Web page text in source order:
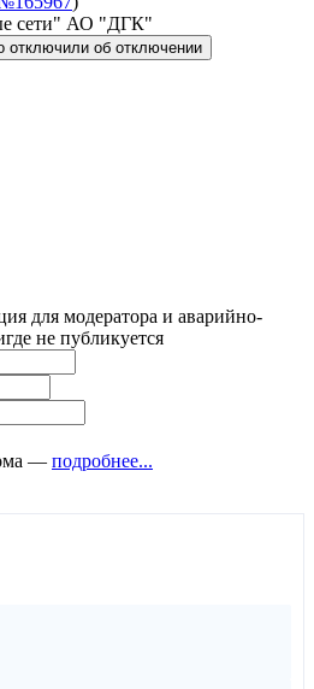
сети" АО "ДГК"
отключили об отключении
для модератора и аварийно-
не публикуется
— подробнее...